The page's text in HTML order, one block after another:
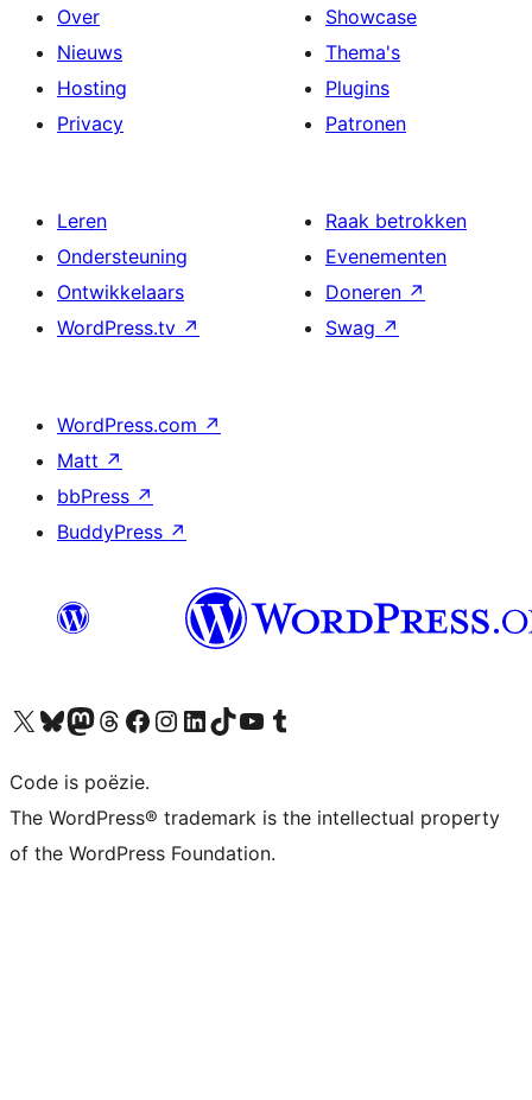
Over
Nieuws
Hosting
Privacy
Showcase
Thema's
Plugins
Patronen
Leren
Ondersteuning
Ontwikkelaars
WordPress.tv ↗
Raak betrokken
Evenementen
Doneren ↗
Swag ↗
WordPress.com ↗
Matt ↗
bbPress ↗
BuddyPress ↗
Bezoek ons X (voorheen Twitter) account
Bezoek ons Bluesky account
Bezoek ons Mastodon account
Bezoek ons Threads account
Onze Facebook pagina bezoeken
Bezoek ons Instagram account
Bezoek ons LinkedIn account
Bezoek ons TikTok account
Bezoek ons YouTube kanaalBezoek ons Tumblr account
Code is poëzie.
The WordPress® trademark is the intellectual property
of the WordPress Foundation.